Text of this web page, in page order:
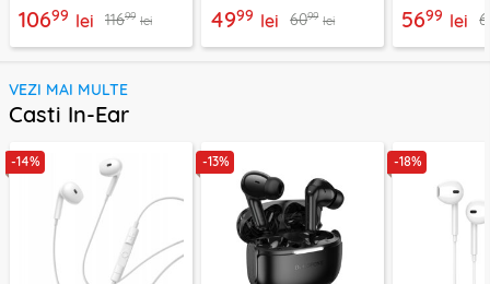
10699 lei 11699 lei 4999 lei 6099 lei 5699 lei
VEZI MAI MULTE
Casti In-Ear
-14% -13% -18%